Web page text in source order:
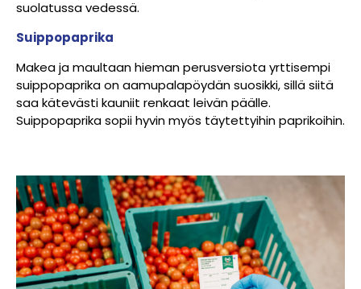
suolatussa vedessä.
Suippopaprika
Makea ja maultaan hieman perusversiota yrttisempi
suippopaprika on aamupalapöydän suosikki, sillä siitä
saa kätevästi kauniit renkaat leivän päälle.
Suippopaprika sopii hyvin myös täytettyihin paprikoihin.